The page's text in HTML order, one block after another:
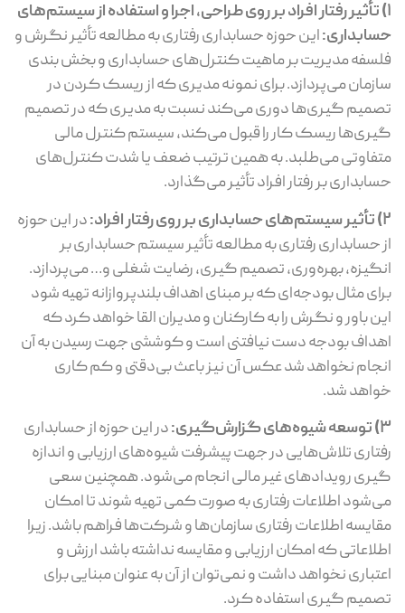
1) تأثیر رفتار افراد بر روی طراحی، اجرا و استفاده از سیستم‌های
حسابداری:این حوزه حسابداری رفتاری به مطالعه تأثیر نگرش و
فلسفه مدیریت بر ماهیت کنترل‌های حسابداری و بخش بندی
سازمان می‌پردازد. برای نمونه مدیری که از ریسک کردن در
تصمیم گیری‌ها دوری می‌کند نسبت به مدیری که در تصمیم
گیری‌ها ریسک کار را قبول می‌کند، سیستم کنترل مالی
متفاوتی می‌طلبد. به همین ترتیب ضعف یا شدت کنترل‌های
حسابداری بر رفتار افراد تأثیر می‌گذارد.
2) تأثیر سیستم‌های حسابداری بر روی رفتار افراد:
در این حوزه
از حسابداری رفتاری به مطالعه تأثیر سیستم حسابداری بر
انگیزه، بهره‌وری، تصمیم گیری، رضایت شغلی و… می‌پردازد.
برای مثال بودجه‌‌ای که بر مبنای اهداف بلندپروازانه تهیه شود
این باور و نگرش را به کارکنان و مدیران القا خواهد کرد که
اهداف بودجه دست نیافتنی است و کوششی جهت رسیدن به آن
انجام نخواهد شد عکس آن نیز باعث بی‌دقتی و کم کاری
خواهد شد.
3) توسعه شیوه‌های گزارش‌گیری:
در این حوزه از حسابداری
رفتاری تلاش‌هایی در جهت پیشرفت شیوه‌های ارزیابی و اندازه
گیری رویدادهای غیر مالی انجام می‌شود. همچنین سعی
می‌شود اطلاعات رفتاری به صورت کمی تهیه شوند تا امکان
مقایسه اطلاعات رفتاری سازمان‌ها و شرکت‌ها فراهم باشد. زیرا
اطلاعاتی که امکان ارزیابی و مقایسه نداشته باشد ارزش و
اعتباری نخواهد داشت و نمی‌توان از آن به عنوان مبنایی برای
تصمیم گیری استفاده کرد.